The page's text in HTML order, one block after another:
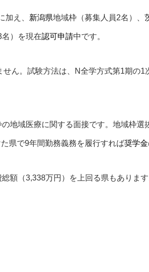
え、 新潟県地域枠（募集人員2名）、
）を現在認可申請中です。
ん。試験方法は、N全学方式第1期の1
地域医療に関する面接です。地域枠選
県で9年間勤務義務を履行すれば奨学金
額（3,338万円）を上回る県もあります